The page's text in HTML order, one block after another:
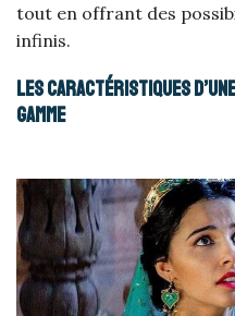
tout en offrant des
infinis.
Les caractéristiques
gamme